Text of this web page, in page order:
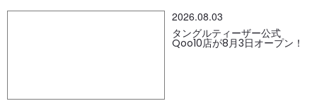
当選者から提供された情報が不十分であったことにより、賞品が届かない
当選者の転居や長期の不在などの事由により、当社所定の期間内に当選者
当社が同時期に実施する他のキャンペーンとの重複当選は出来ない場合が
2026.08.03
タングルティーザー公式
Qoo10店が8月3日オープン！